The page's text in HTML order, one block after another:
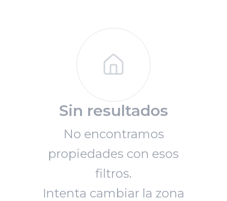
Sin resultados
No encontramos
propiedades con esos
filtros.
Intenta cambiar la zona